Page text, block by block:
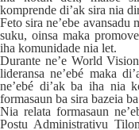
komprende di’ak sira nia
Feto sira ne’ebe avansadu
suku, oinsa maka
iha komunidade nia let.
Durante ne’e World
lideransa ne’ebé maka
ne’ebé di’ak ba iha nia
formasaun ba sira bazeia
Nia relata formasaun
Postu Administrativu